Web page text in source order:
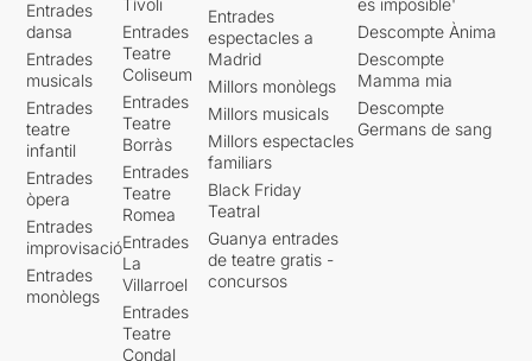
Entrades
dansa
Entrades
musicals
Entrades
teatre
infantil
Entrades
òpera
Entrades
improvisació
Entrades
monòlegs
Entrades
Teatre
Coliseum
Entrades
Teatre
Borràs
Entrades
Teatre
Romea
Entrades
La
Villarroel
Entrades
Teatre
Condal
Entrades
espectacles a
Madrid
Millors monòlegs
Millors musicals
Millors espectacles
familiars
Black Friday
Teatral
Guanya entrades
de teatre gratis -
concursos
Descompte Ànima
Descompte
Mamma mia
Descompte
Germans de sang